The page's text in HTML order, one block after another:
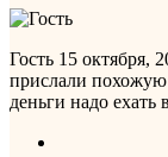
Гость 15 октября,
прислали
деньги надо ехать